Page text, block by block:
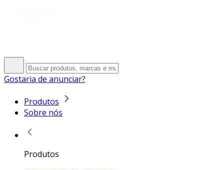
Gostaria de anunciar?
Produtos
Sobre nós
Produtos